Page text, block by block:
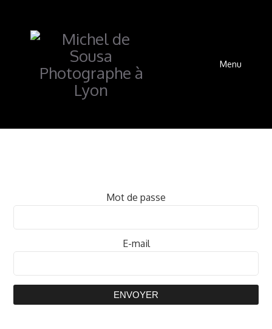
Menu
Mot de passe
E-mail
ENVOYER